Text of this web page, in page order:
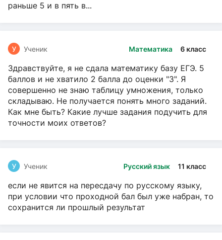
раньше 5 и в пять в...
Математика 6 класс
У Ученик
Здравствуйте, я не сдала математику базу ЕГЭ. 5
баллов и не хватило 2 балла до оценки "3". Я
совершенно не знаю таблицу умножения, только
складываю. Не получается понять много заданий.
Как мне быть? Какие лучше задания подучить для
точности моих ответов?
Русский язык 11 класс
У Ученик
если не явится на пересдачу по русскому языку,
при условии что проходной бал был уже набран, то
сохранится ли прошлый результат